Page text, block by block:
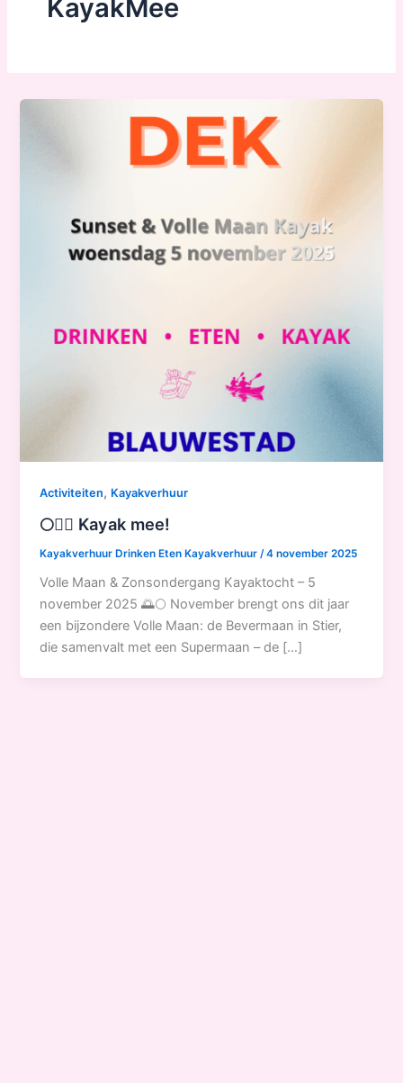
KayakMee
Activiteiten, Kayakverhuur
🌕🚣‍♀️ Kayak mee!
Kayakverhuur Drinken Eten Kayakverhuur /4 november 2025
Volle Maan & Zonsondergang Kayaktocht – 5
november 2025 🌅🌕 November brengt ons dit jaar
een bijzondere Volle Maan: de Bevermaan in Stier,
die samenvalt met een Supermaan – de […]